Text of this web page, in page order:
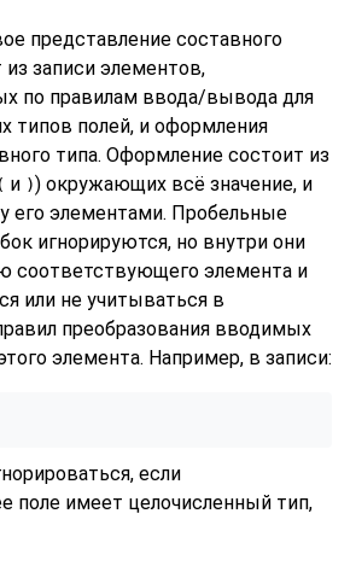
представление составного
из записи элементов,
по правилам ввода/вывода для
типов полей, и оформления
типа. Оформление состоит из
( и )) окружающих всё значение, и
его элементами. Пробельные
игнорируются, но внутри они
соответствующего элемента и
или не учитываться в
преобразования вводимых
элемента. Например, в записи:
если
поле имеет целочисленный тип,